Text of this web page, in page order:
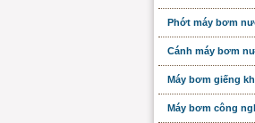
Phớt máy bơm
Cánh máy bơm
Máy bơm giếng
Máy bơm công